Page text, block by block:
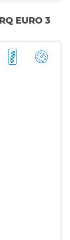
EURO 3